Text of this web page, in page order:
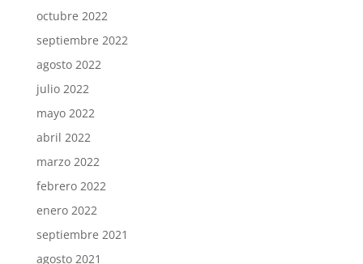
octubre 2022
septiembre 2022
agosto 2022
julio 2022
mayo 2022
abril 2022
marzo 2022
febrero 2022
enero 2022
septiembre 2021
agosto 2021